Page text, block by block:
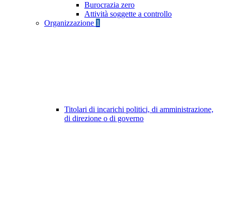
Burocrazia zero
Attività soggette a controllo
Organizzazione 1
Titolari di incarichi politici, di amministrazione,
di direzione o di governo